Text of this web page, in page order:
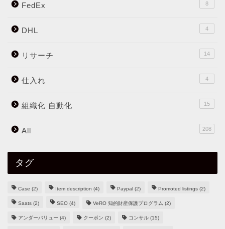
FedEx 8
DHL 4
リサーチ 14
仕入れ 4
組織化 自動化 15
All 208
タグ
Case (2) Item description (4) Paypal (2) Promoted listings (2)
Saats (2) SEO (4) VeRO 知的財産保護プログラム (2)
アンダーバリュー (4) クーポン (2) コンサル (15)